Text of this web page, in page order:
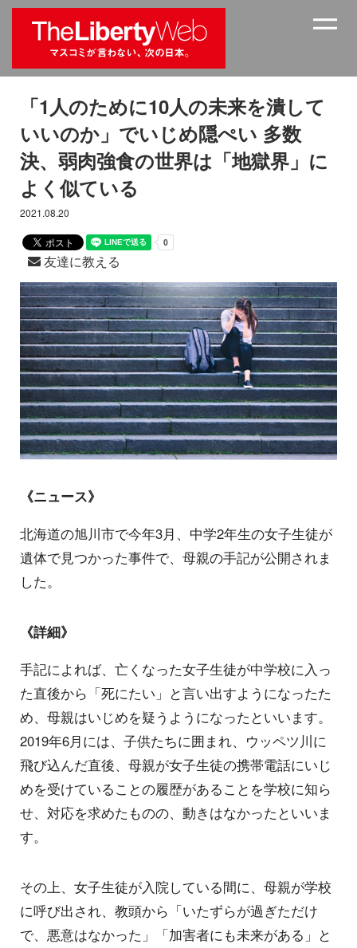
「1人のために10人の未来を潰して
いいのか」でいじめ隠ぺい 多数
決、弱肉強食の世界は「地獄界」に
よく似ている
2021.08.20
友達に教える
《ニュース》
北海道の旭川市で今年3月、中学2年生の女子生徒が
遺体で見つかった事件で、母親の手記が公開されま
した。
《詳細》
手記によれば、亡くなった女子生徒が中学校に入っ
た直後から「死にたい」と言い出すようになったた
め、母親はいじめを疑うようになったといいます。
2019年6月には、子供たちに囲まれ、ウッペツ川に
飛び込んだ直後、母親が女子生徒の携帯電話にいじ
めを受けていることの履歴があることを学校に知ら
せ、対応を求めたものの、動きはなかったといいま
す。
その上、女子生徒が入院している間に、母親が学校
に呼び出され、教頭から「いたずらが過ぎただけ
で、悪意はなかった」「加害者にも未来がある」と